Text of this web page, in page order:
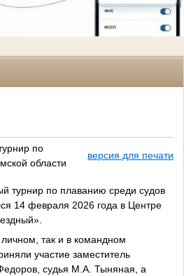
по
области
версия для печати
турнир по плаванию среди судов
14 февраля 2026 года в Центре
так и в командном
участие заместитель
судья М.А. Тыняная, а